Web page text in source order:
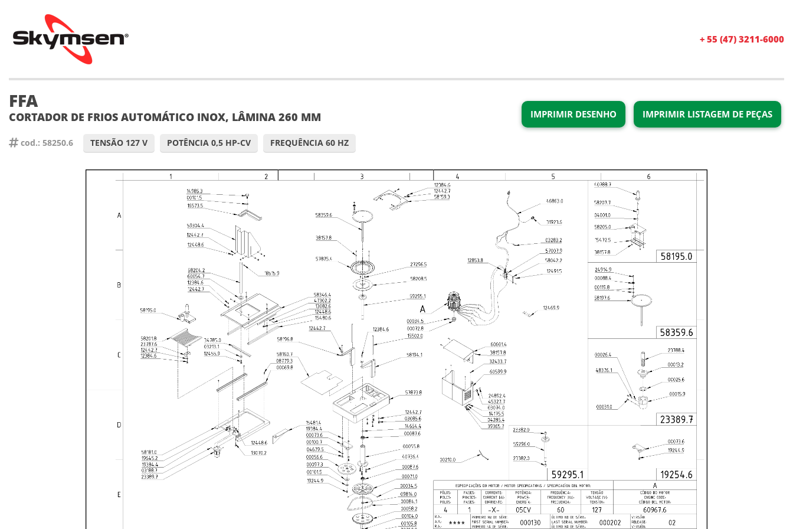
+ 55 (47) 3211-6000
IMPRIMIR DESENHO IMPRIMIR LISTAGEM DE PEÇAS
FFA
CORTADOR DE FRIOS AUTOMÁTICO INOX, LÂMINA 260 MM
cod.: 58250.6 TENSÃO 127 V POTÊNCIA 0,5 HP-CV FREQUÊNCIA 60 HZ